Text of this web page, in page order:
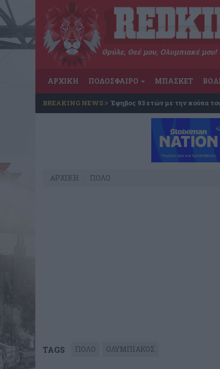
Θρύλε, Θεέ μου, Ολυμπιακέ μου!
ΑΡΧΙΚΗ ΠΟΔΟΣΦΑΙΡΟ ΜΠΑΣΚΕΤ
BREAKING NEWS Έφηβος 93 ετών με την κούπα
ΑΡΧΙΚΗ ΠΟΛΟ
TAGS ΠΟΛΟ ΟΛΥΜΠΙΑΚΟΣ